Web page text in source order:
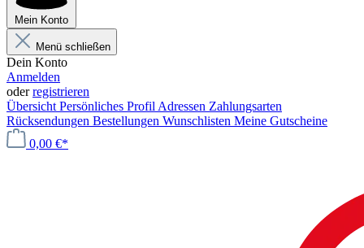
Mein Konto
Menü schließen
Dein Konto
Anmelden
oderregistrieren
Übersicht Persönliches Profil Adressen Zahlungsarten
Rücksendungen Bestellungen Wunschlisten Meine Gutscheine
0,00 €*